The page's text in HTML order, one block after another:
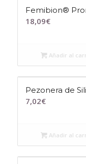
Femibion®
18,09€
Añadir al
Pezonera de
7,02€
Añadir al